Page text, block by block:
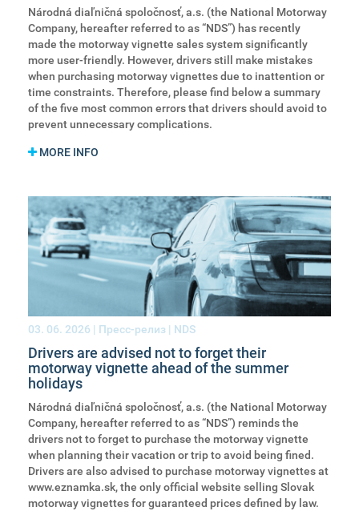
Národná diaľničná spoločnosť, a.s. (the National Motorway
Company, hereafter referred to as “NDS”) has recently
made the motorway vignette sales system significantly
more user-friendly. However, drivers still make mistakes
when purchasing motorway vignettes due to inattention or
time constraints. Therefore, please find below a summary
of the five most common errors that drivers should avoid to
prevent unnecessary complications.
MORE INFO
03. 06. 2026 | Пресс-релиз | NDS
Drivers are advised not to forget their
motorway vignette ahead of the summer
holidays
Národná diaľničná spoločnosť, a.s. (the National Motorway
Company, hereafter referred to as “NDS”) reminds the
drivers not to forget to purchase the motorway vignette
when planning their vacation or trip to avoid being fined.
Drivers are also advised to purchase motorway vignettes at
www.eznamka.sk, the only official website selling Slovak
motorway vignettes for guaranteed prices defined by law.